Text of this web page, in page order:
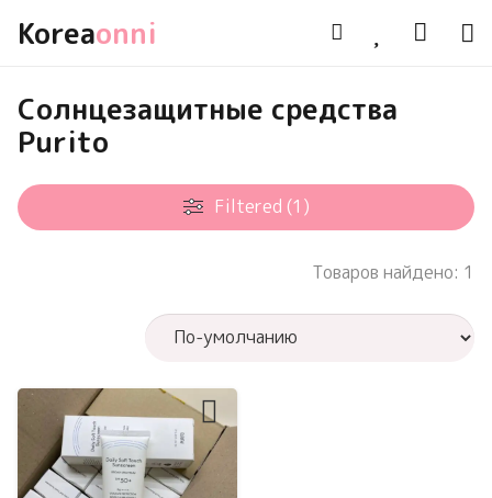
Koreaonni
Солнцезащитные средства
Purito
Filtered (1)
Товаров найдено: 1